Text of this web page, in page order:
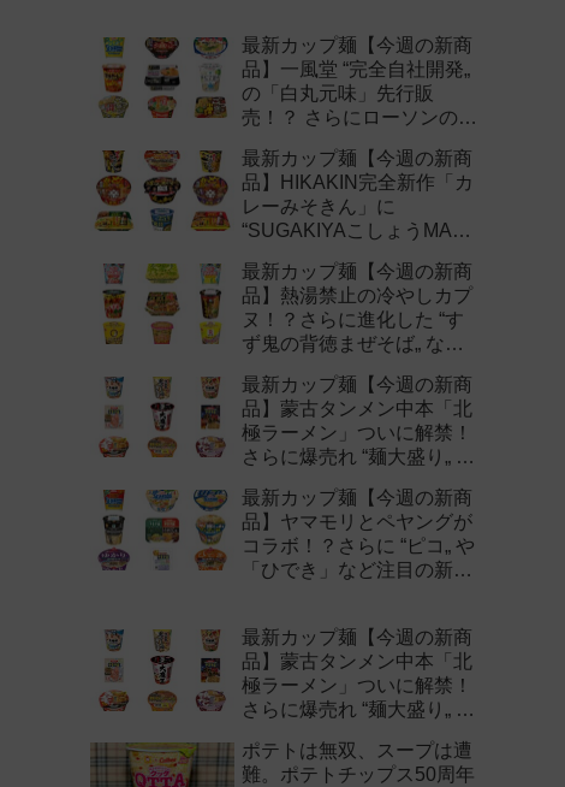
最新カップ麺【今週の新商
品】一風堂 “完全自社開発„
の「白丸元味」先行販
売！？ さらにローソンの激
新作まとめ！
最新カップ麺【今週の新商
品】HIKAKIN完全新作「カ
レーみそきん」に
“SUGAKIYAこしょうMAX„
最新カップ麺【今週の新商
品】熱湯禁止の冷やしカプ
ヌ！？さらに進化した “す
ず鬼の背徳まぜそば„ など
最新カップ麺【今週の新商
品】蒙古タンメン中本「北
極ラーメン」ついに解禁！
さらに爆売れ “麺大盛り„ シ
作まとめ！
最新カップ麺【今週の新商
品】ヤマモリとペヤングが
コラボ！？さらに “ピコ„ や
「ひでき」など注目の新作
最新カップ麺【今週の新商
品】蒙古タンメン中本「北
極ラーメン」ついに解禁！
さらに爆売れ “麺大盛り„ シ
作まとめ！
ポテトは無双、スープは遭
難。ポテトチップス50周年